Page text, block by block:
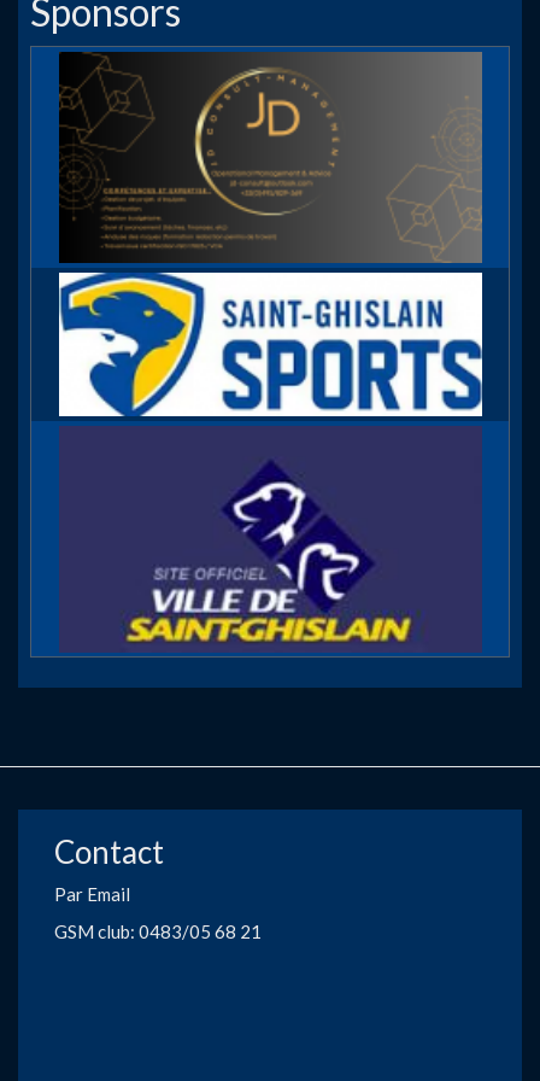
Sponsors
Contact
Par Email
GSM club: 0483/05 68 21